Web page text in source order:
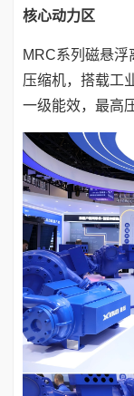
核心动力区
MRC系列磁悬浮
压缩机，搭载工
一级能效，最高